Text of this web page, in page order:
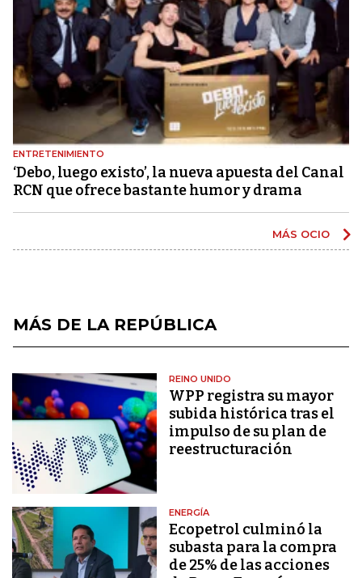
ENTRETENIMIENTO
‘Debo, luego existo’, la nueva apuesta del Canal
RCN que ofrece bastante humor y drama
MÁS OCIO
MÁS DE LA REPÚBLICA
REINO UNIDO
WPP registra su mayor
subida histórica tras el
impulso de su plan de
reestructuración
ENERGÍA
Ecopetrol culminó la
subasta para la compra
de 25% de las acciones